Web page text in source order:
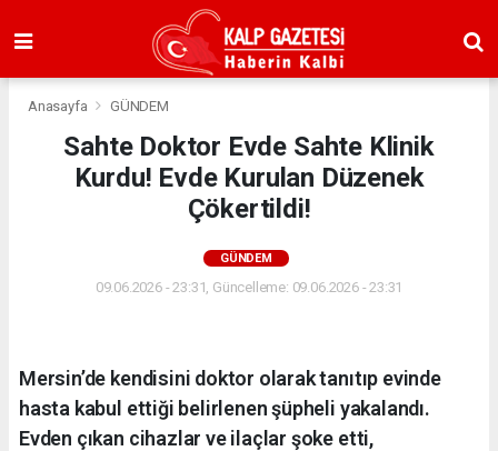
Anasayfa GÜNDEM
Sahte Doktor Evde Sahte Klinik
Kurdu! Evde Kurulan Düzenek
Çökertildi!
GÜNDEM
09.06.2026 - 23:31, Güncelleme: 09.06.2026 - 23:31
Mersin’de kendisini doktor olarak tanıtıp evinde
hasta kabul ettiği belirlenen şüpheli yakalandı.
Evden çıkan cihazlar ve ilaçlar şoke etti,